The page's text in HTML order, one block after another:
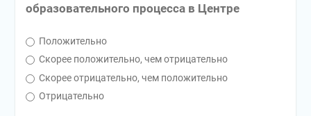
образовательного процесса в Центре
Положительно
Скорее положительно, чем отрицательно
Скорее отрицательно, чем положительно
Отрицательно